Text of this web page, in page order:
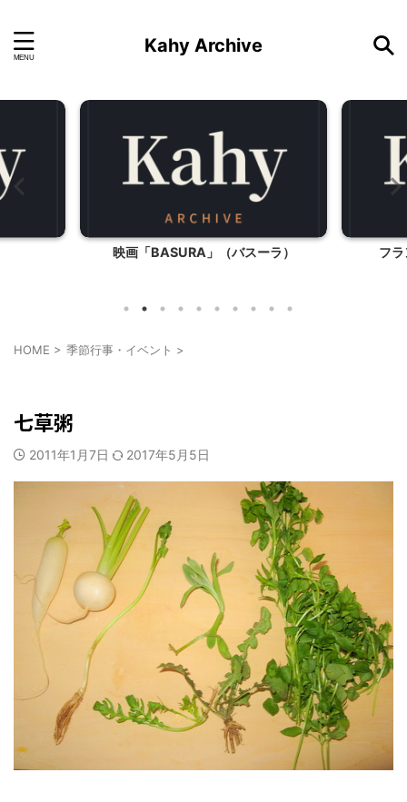
Kahy Archive
映画「BASURA」（バスーラ） フ
HOME > 季節行事・イベント >
七草粥
2011年1月7日 2017年5月5日